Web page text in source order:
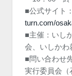
■公式サイト：
turn.com/
■主催：いし
会、いしかわ
■問い合わせ
実行委員会（